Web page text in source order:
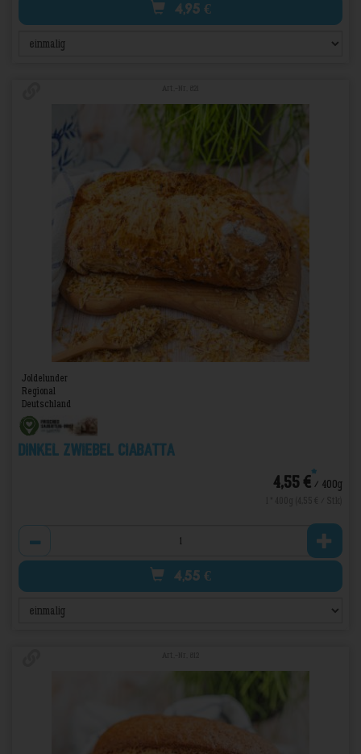
4,95 €
Joldelunder
Regional
Deutschland
Dinkel Zwiebel Ciabatta
4,55 €*/ 400g
4,55 €